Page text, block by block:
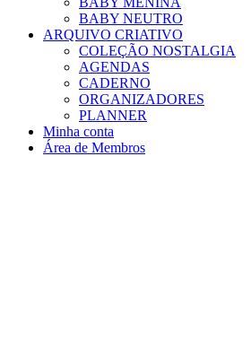
BABY NEUTRO
ARQUIVO CRIATIVO
COLEÇÃO NOSTALGIA
AGENDAS
CADERNO
ORGANIZADORES
PLANNER
Minha conta
Área de Membros